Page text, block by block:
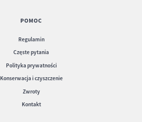
POMOC
Regulamin
Częste pytania
Polityka prywatności
Konserwacja i czyszczenie
Zwroty
Kontakt